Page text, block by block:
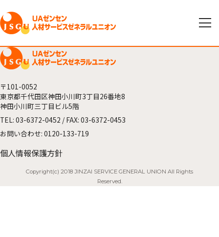
〒101-0052
東京都千代田区神田小川町3丁目26番地8
神田小川町三丁目ビル5階
TEL: 03-6372-0452 / FAX: 03-6372-0453
お問い合わせ: 0120-133-719
個人情報保護方針
Copyright(c) 2018 JINZAI SERVICE GENERAL UNION All Rights
Reserved.